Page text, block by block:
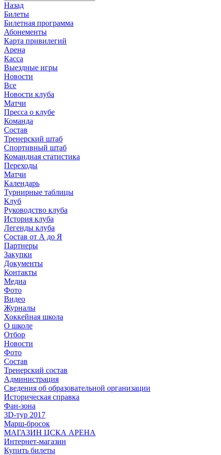
Назад
Билеты
Билетная программа
Абонементы
Карта привилегий
Арена
Касса
Выездные игры
Новости
Все
Новости клуба
Матчи
Пресса о клубе
Команда
Состав
Тренерский штаб
Спортивный штаб
Командная статистика
Переходы
Матчи
Календарь
Турнирные таблицы
Клуб
Руководство клуба
История клуба
Легенды клуба
Состав от А до Я
Партнеры
Закупки
Документы
Контакты
Медиа
Фото
Видео
Журналы
Хоккейная школа
О школе
Отбор
Новости
Фото
Состав
Тренерский состав
Администрация
Сведения об образовательной организации
Историческая справка
Фан-зона
3D-тур 2017
Марш-бросок
МАГАЗИН ЦСКА АРЕНА
Интернет-магазин
Купить билеты